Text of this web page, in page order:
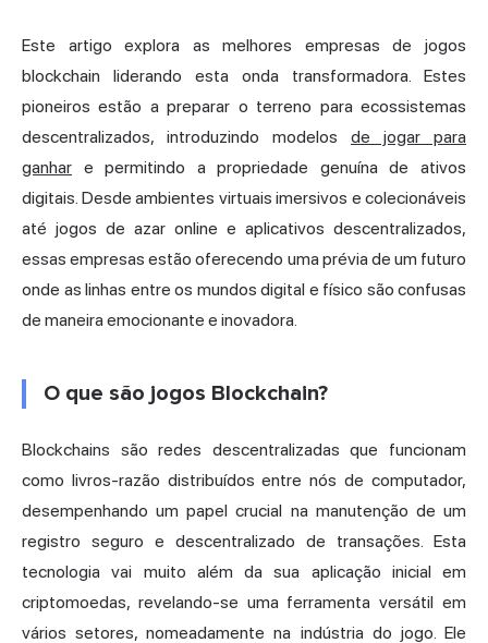
Este artigo explora as melhores empresas de jogos
blockchain liderando esta onda transformadora. Estes
pioneiros estão a preparar o terreno para ecossistemas
descentralizados, introduzindo modelos de jogar para
ganhar e permitindo a propriedade genuína de ativos
digitais. Desde ambientes virtuais imersivos e colecionáveis
até jogos de azar online e aplicativos descentralizados,
essas empresas estão oferecendo uma prévia de um futuro
onde as linhas entre os mundos digital e físico são confusas
de maneira emocionante e inovadora.
O que são jogos Blockchain?
Blockchains são redes descentralizadas que funcionam
como livros-razão distribuídos entre nós de computador,
desempenhando um papel crucial na manutenção de um
registro seguro e descentralizado de transações. Esta
tecnologia vai muito além da sua aplicação inicial em
criptomoedas, revelando-se uma ferramenta versátil em
vários setores, nomeadamente na indústria do jogo. Ele